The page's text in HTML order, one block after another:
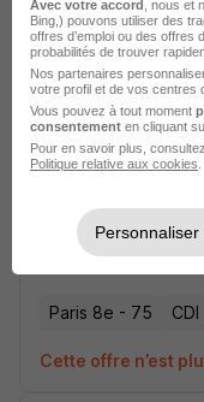
Paris 8Ème H/
Paris 8e - 75 CDI
Cette offre n’est
Responsable
Retail - CDI -
Paris 8e - 75 CDI
Cette offre n’est
Avec votre accord , nous et
Bing,) pouvons utiliser des
offres d’emploi ou des offres
probabilités de trouver
Nos partenaires
votre profil et de vos centres
Vous pouvez à tout moment
consentement en cliquant
Pour en savoir plus,
Politique relative aux cookies